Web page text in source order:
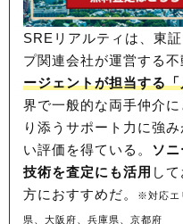
SREリアルティは、東
プ関連会社が運営する
ージェントが担当する
界で一般的な両手仲介
り添うサポート力に強
い評価を得ている。 ソ
技術を査定にも活用 し
方におすすめだ。
※対応エ
県、大阪府、兵庫県、京都府